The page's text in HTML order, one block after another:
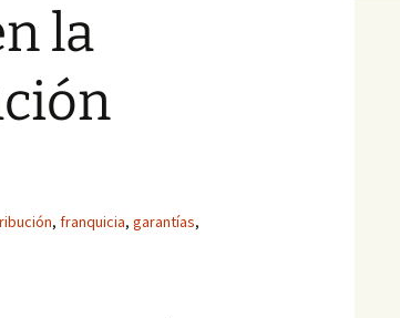
la
, franquicia, garantías,